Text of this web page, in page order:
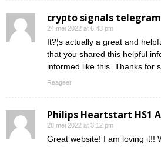
crypto signals telegram
24 mei 2022 at 6:43 pm
It?¦s actually a great and
that you shared this helpful
informed like this. Thanks for
Reageer
Philips Heartstart HS1
28 mei 2022 at 3:12 pm
Great website! I am loving it!!